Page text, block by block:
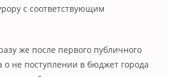
с соответствующим
же после первого публичного
о не поступлении в бюджет города